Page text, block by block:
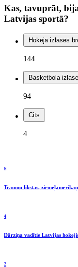
Kas, tavuprāt,
Latvijas sportā?
Hokeja izlases
144
Basketbola
94
Cits
4
6
Traumu likstas,
4
Dārziņa vadītie Latvijas
2